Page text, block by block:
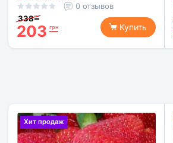
0 отзывов
338 грн
203 грн Купить
Хит продаж